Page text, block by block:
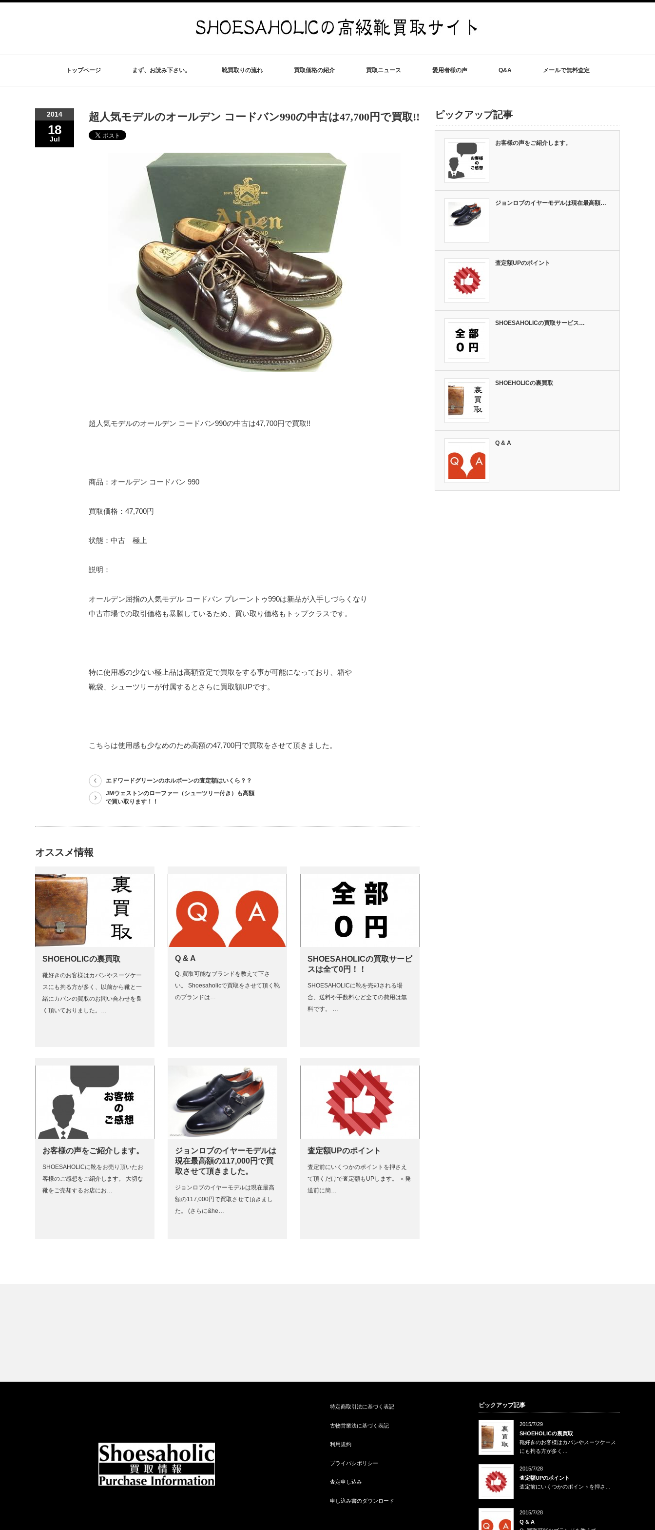
トップページ まず、お読み下さい。 靴買取りの流れ 買取価格の紹介 買取ニュース 愛用者様の声 Q&A メールで無料査定
2014
18
Jul
超人気モデルのオールデン コードバン990の中古は47,700円で買取!!
超人気モデルのオールデン コードバン990の中古は47,700円で買取!!
商品：オールデン コードバン 990
買取価格：47,700円
状態：中古 極上
説明：
オールデン屈指の人気モデル コードバン プレーントゥ990は新品が入手しづらくなり
中古市場での取引価格も暴騰しているため、買い取り価格もトップクラスです。
特に使用感の少ない極上品は高額査定で買取をする事が可能になっており、箱や
靴袋、シューツリーが付属するとさらに買取額UPです。
こちらは使用感も少なめのため高額の47,700円で買取をさせて頂きました。
エドワードグリーンのホルボーンの査定額はいくら？？
JMウェストンのローファー（シューツリー付き）も高額
で買い取ります！！
オススメ情報
SHOEHOLICの裏買取
靴好きのお客様はカバンやスーツケー
スにも拘る方が多く、以前から靴と一
緒にカバンの買取のお問い合わせを良
く頂いておりました。…
Q & A
Q. 買取可能なブランドを教えて下さ
い。 Shoesaholicで買取をさせて頂く靴
のブランドは…
SHOESAHOLICの買取サービ
スは全て0円！！
SHOESAHOLICに靴を売却される場
合、送料や手数料など全ての費用は無
料です。 …
お客様の声をご紹介します。
SHOESAHOLICに靴をお売り頂いたお
客様のご感想をご紹介します。 大切な
靴をご売却するお店にお…
ジョンロブのイヤーモデルは
現在最高額の117,000円で買
取させて頂きました。
ジョンロブのイヤーモデルは現在最高
額の117,000円で買取させて頂きまし
た。 (さらに&he…
査定額UPのポイント
査定前にいくつかのポイントを押さえ
て頂くだけで査定額もUPします。 ＜発
送前に簡…
ピックアップ記事
お客様の声をご紹介します。
ジョンロブのイヤーモデルは現在最高額…
査定額UPのポイント
SHOESAHOLICの買取サービス…
SHOEHOLICの裏買取
Q & A
特定商取引法に基づく表記
古物営業法に基づく表記
利用規約
プライバシポリシー
査定申し込み
申し込み書のダウンロード
ピックアップ記事
2015/7/29
SHOEHOLICの裏買取
靴好きのお客様はカバンやスーツケース
にも拘る方が多く…
2015/7/28
査定額UPのポイント
査定前にいくつかのポイントを押さ…
2015/7/28
Q & A